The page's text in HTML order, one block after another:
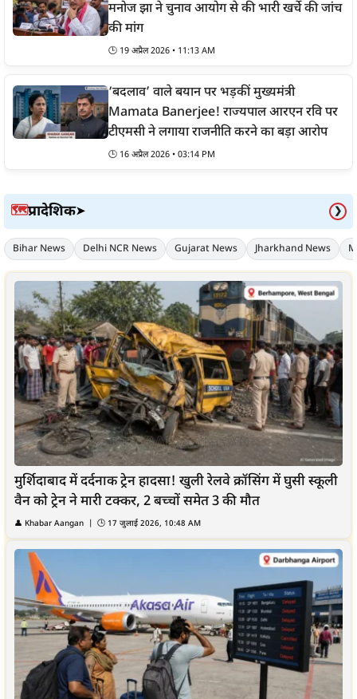
मनोज झा ने चुनाव आयोग से की भारी खर्चे की जांच
की मांग
🕒 19 अप्रैल 2026 • 11:13 AM
‘बदलाव’ वाले बयान पर भड़कीं मुख्यमंत्री
Mamata Banerjee! राज्यपाल आरएन रवि पर
टीएमसी ने लगाया राजनीति करने का बड़ा आरोप
🕒 16 अप्रैल 2026 • 03:14 PM
🗺️प्रादेशिक➤ ❯
Bihar News Delhi NCR News Gujarat News Jharkhand News
मुर्शिदाबाद में दर्दनाक ट्रेन हादसा! खुली रेलवे क्रॉसिंग में घुसी स्कूली
वैन को ट्रेन ने मारी टक्कर, 2 बच्चों समेत 3 की मौत
👤 Khabar Aangan | 🕒 17 जुलाई 2026, 10:48 AM